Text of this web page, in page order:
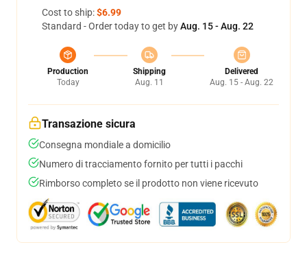
Cost to ship:$6.99
Standard - Order today to get byAug. 15 - Aug. 22
Production
Today
Shipping
Aug. 11
Delivered
Aug. 15 - Aug. 22
Transazione sicura
Consegna mondiale a domicilio
Numero di tracciamento fornito per tutti i pacchi
Rimborso completo se il prodotto non viene ricevuto